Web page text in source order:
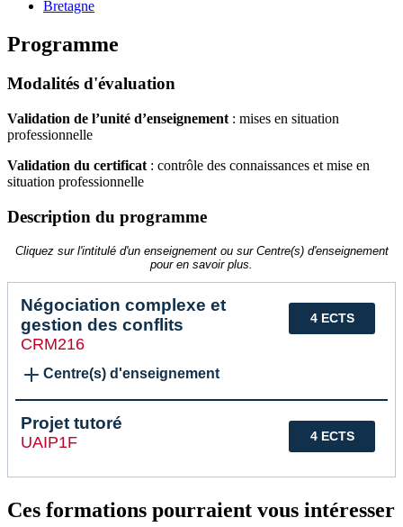
Bretagne
Programme
Modalités d'évaluation
Validation de l’unité d’enseignement : mises en situation
professionnelle
Validation du certificat : contrôle des connaissances et mise en
situation professionnelle
Description du programme
Cliquez sur l'intitulé d'un enseignement ou sur Centre(s) d'enseignement
pour en savoir plus.
4 ECTS
Négociation complexe et
gestion des conflits
CRM216
Centre(s) d'enseignement
4 ECTS
Projet tutoré
UAIP1F
Ces formations pourraient vous intéresser